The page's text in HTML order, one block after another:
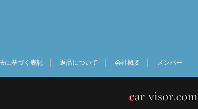
に基づく表記 返品について 会社概要 メンバー